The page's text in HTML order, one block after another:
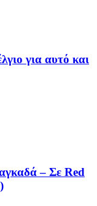
για αυτό και
– Σε Red